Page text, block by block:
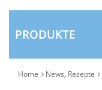
PRODUKTE
Home News, Rezepte